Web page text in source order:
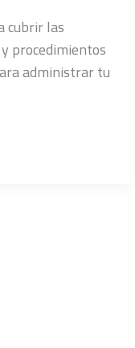
cubrir las
procedimientos
administrar tu